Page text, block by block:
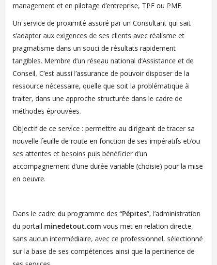
management et en pilotage d’entreprise, TPE ou PME.
Un service de proximité assuré par un Consultant qui sait
s’adapter aux exigences de ses clients avec réalisme et
pragmatisme dans un souci de résultats rapidement
tangibles. Membre d’un réseau national d’Assistance et de
Conseil, C’est aussi l’assurance de pouvoir disposer de la
ressource nécessaire, quelle que soit la problématique à
traiter, dans une approche structurée dans le cadre de
méthodes éprouvées.
Objectif de ce service : permettre au dirigeant de tracer sa
nouvelle feuille de route en fonction de ses impératifs et/ou
ses attentes et besoins puis bénéficier d’un
accompagnement d’une durée variable (choisie) pour la mise
en oeuvre.
Dans le cadre du programme des “Pépites”, l’administration
du portail minedetout.com vous met en relation directe,
sans aucun intermédiaire, avec ce professionnel, sélectionné
sur la base de ses compétences ainsi que la pertinence de